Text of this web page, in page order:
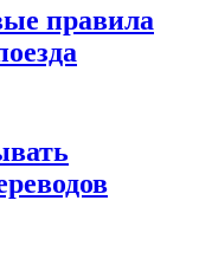
правила